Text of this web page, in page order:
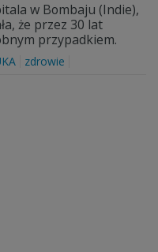
w Bombaju (Indie),
że przez 30 lat
przypadkiem.
zdrowie